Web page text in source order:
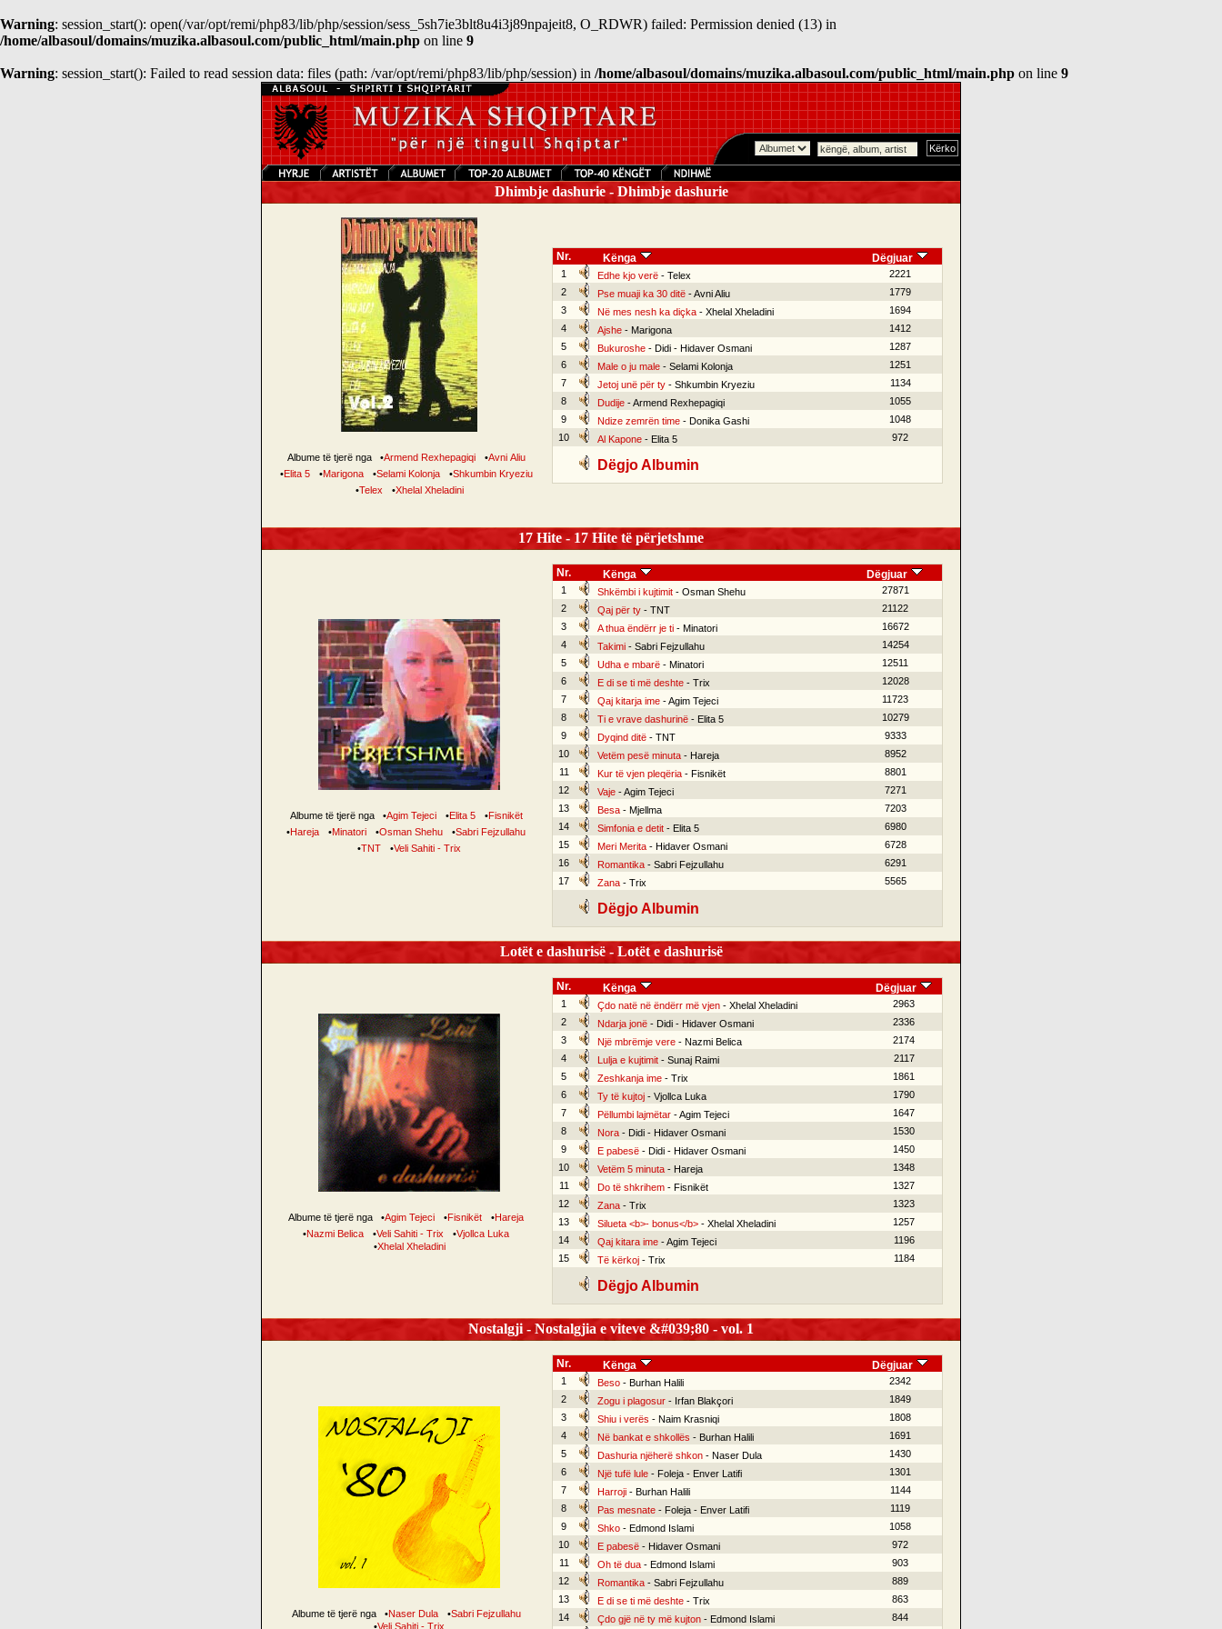
Warning: session_start(): open(/var/opt/remi/php83/lib/php/session/sess_5sh7ie3blt8u4i3j89npajeit8, O_RDWR) failed: Permission denied (13) in
/home/albasoul/domains/muzika.albasoul.com/public_html/main.php on line 9
Warning: session_start(): Failed to read session data: files (path: /var/opt/remi/php83/lib/php/session) in /home/albasoul/domains/muzika.albasoul.com/public_html/main.php on line 9
Dhimbje dashurie - Dhimbje dashurie
Albume të tjerë nga •Armend Rexhepagiqi •Avni Aliu
•Elita 5 •Marigona •Selami Kolonja •Shkumbin Kryeziu
•Telex •Xhelal Xheladini
Nr. Kënga Dëgjuar
1 Edhe kjo verë- Telex
2221
2
Pse muaji ka 30 ditë- Avni Aliu
1779
3
Në mes nesh ka diçka- Xhelal Xheladini
1694
4
Ajshe- Marigona
1412
5
Bukuroshe- Didi - Hidaver Osmani
1287
6
Male o ju male- Selami Kolonja
1251
7
Jetoj unë për ty- Shkumbin Kryeziu
1134
8
Dudije- Armend Rexhepagiqi
1055
9
Ndize zemrën time- Donika Gashi
1048
10
Al Kapone- Elita 5 972
Dëgjo Albumin
17 Hite - 17 Hite të përjetshme
Albume të tjerë nga •Agim Tejeci •Elita 5 •Fisnikët
•Hareja •Minatori •Osman Shehu •Sabri Fejzullahu
•TNT •Veli Sahiti - Trix
Nr. Kënga Dëgjuar
1 Shkëmbi i kujtimit- Osman Shehu
27871
2
Qaj për ty- TNT
21122
3
A thua ëndërr je ti- Minatori
16672
4
Takimi- Sabri Fejzullahu
14254
5
Udha e mbarë- Minatori
12511
6
E di se ti më deshte- Trix
12028
7
Qaj kitarja ime- Agim Tejeci
11723
8
Ti e vrave dashurinë- Elita 5
10279
9
Dyqind ditë- TNT
9333
10
Vetëm pesë minuta- Hareja
8952
11
Kur të vjen pleqëria- Fisnikët
8801
12
Vaje- Agim Tejeci
7271
13
Besa- Mjellma
7203
14
Simfonia e detit- Elita 5
6980
15
Meri Merita- Hidaver Osmani
6728
16
Romantika- Sabri Fejzullahu
6291
17
Zana- Trix 5565
Dëgjo Albumin
Lotët e dashurisë - Lotët e dashurisë
Albume të tjerë nga •Agim Tejeci •Fisnikët •Hareja
•Nazmi Belica •Veli Sahiti - Trix •Vjollca Luka
•Xhelal Xheladini
Nr. Kënga Dëgjuar
1 Çdo natë në ëndërr më vjen- Xhelal Xheladini
2963
2
Ndarja jonë- Didi - Hidaver Osmani
2336
3
Një mbrëmje vere- Nazmi Belica
2174
4
Lulja e kujtimit- Sunaj Raimi
2117
5
Zeshkanja ime- Trix
1861
6
Ty të kujtoj- Vjollca Luka
1790
7
Pëllumbi lajmëtar- Agim Tejeci
1647
8
Nora- Didi - Hidaver Osmani
1530
9
E pabesë- Didi - Hidaver Osmani
1450
10
Vetëm 5 minuta- Hareja
1348
11
Do të shkrihem- Fisnikët
1327
12
Zana- Trix
1323
13
Silueta <b>- bonus</b>- Xhelal Xheladini
1257
14
Qaj kitara ime- Agim Tejeci
1196
15
Të kërkoj- Trix 1184
Dëgjo Albumin
Nostalgji - Nostalgjia e viteve &#039;80 - vol. 1
Albume të tjerë nga •Naser Dula •Sabri Fejzullahu
•Veli Sahiti - Trix
Nr. Kënga Dëgjuar
1 Beso- Burhan Halili
2342
2
Zogu i plagosur- Irfan Blakçori
1849
3
Shiu i verës - Naim Krasniqi
1808
4
Në bankat e shkollës - Burhan Halili
1691
5
Dashuria njëherë shkon- Naser Dula
1430
6
Një tufë lule- Foleja - Enver Latifi
1301
7
Harroji- Burhan Halili
1144
8
Pas mesnate- Foleja - Enver Latifi
1119
9
Shko- Edmond Islami
1058
10
E pabesë- Hidaver Osmani
972
11
Oh të dua- Edmond Islami
903
12
Romantika- Sabri Fejzullahu
889
13
E di se ti më deshte- Trix
863
14
Çdo gjë në ty më kujton- Edmond Islami 844